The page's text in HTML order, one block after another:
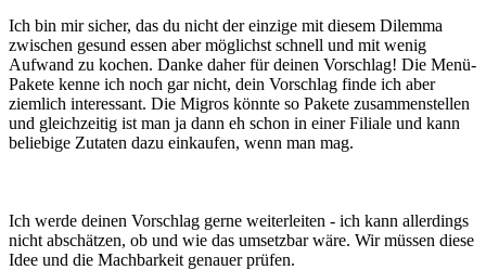
Ich bin mir sicher, das du nicht der einzige mit diesem Dilemma
zwischen gesund essen aber möglichst schnell und mit wenig
Aufwand zu kochen. Danke daher für deinen Vorschlag! Die Menü-
Pakete kenne ich noch gar nicht, dein Vorschlag finde ich aber
ziemlich interessant. Die Migros könnte so Pakete zusammenstellen
und gleichzeitig ist man ja dann eh schon in einer Filiale und kann
beliebige Zutaten dazu einkaufen, wenn man mag.
Ich werde deinen Vorschlag gerne weiterleiten - ich kann allerdings
nicht abschätzen, ob und wie das umsetzbar wäre. Wir müssen diese
Idee und die Machbarkeit genauer prüfen.